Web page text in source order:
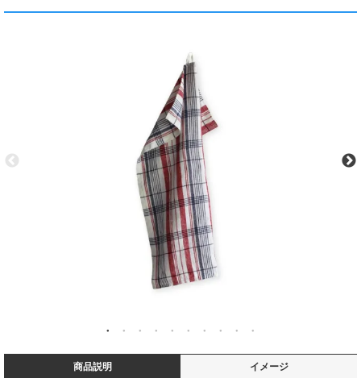
商品説明 イメージ